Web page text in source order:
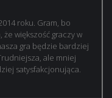
roku. Gram, bo
większość graczy w
gra będzie bardziej
ale mniej
satysfakcjonująca.